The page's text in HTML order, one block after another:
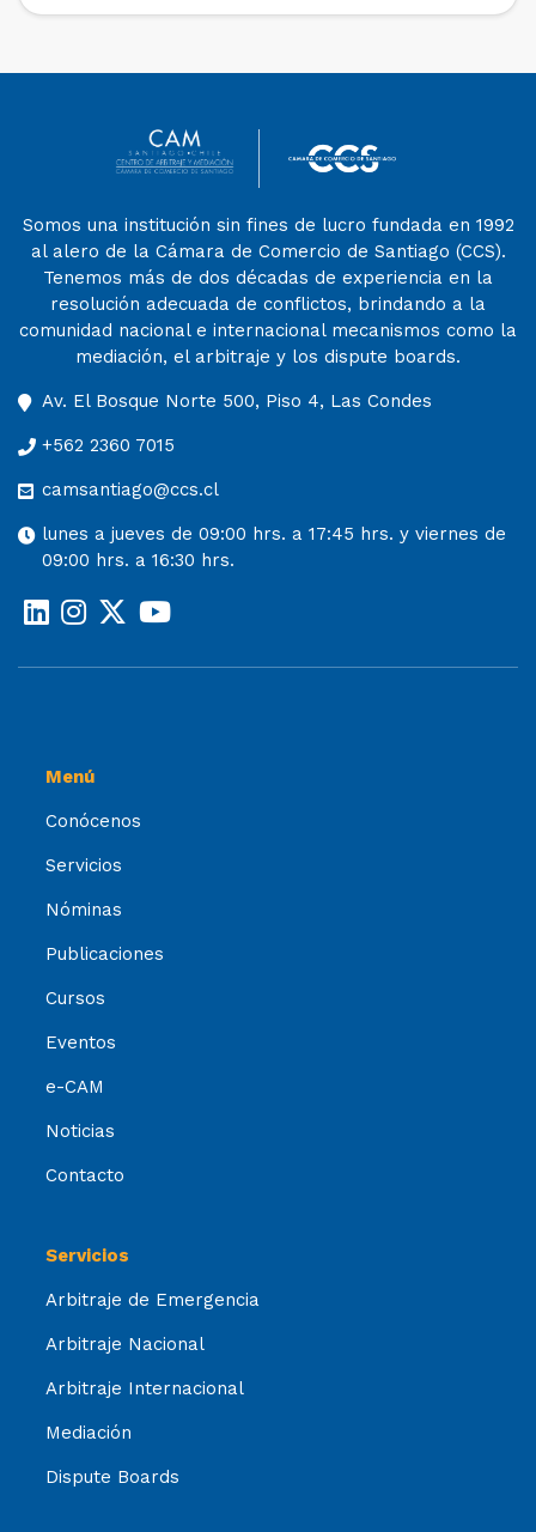
Santiago», […]
Somos una institución sin fines de lucro fundada en 1992
al alero de la Cámara de Comercio de Santiago (CCS).
Tenemos más de dos décadas de experiencia en la
resolución adecuada de conflictos, brindando a la
comunidad nacional e internacional mecanismos como la
mediación, el arbitraje y los dispute boards.
Av. El Bosque Norte 500, Piso 4, Las Condes
+562 2360 7015
camsantiago@ccs.cl
lunes a jueves de 09:00 hrs. a 17:45 hrs. y viernes de
09:00 hrs. a 16:30 hrs.
Menú
Conócenos
Servicios
Nóminas
Publicaciones
Cursos
Eventos
e-CAM
Noticias
Contacto
Servicios
Arbitraje de Emergencia
Arbitraje Nacional
Arbitraje Internacional
Mediación
Dispute Boards